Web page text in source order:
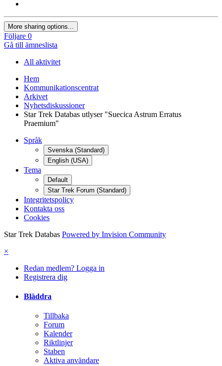
More sharing options...
Följare 0
Gå till ämneslista
All aktivitet
Hem
Kommunikationscentrat
Arkivet
Nyhetsdiskussioner
Star Trek Databas utlyser "Suecica Astrum Erratus
Praemium"
Språk
Svenska (Standard)
English (USA)
Tema
Default
Star Trek Forum (Standard)
Integritetspolicy
Kontakta oss
Cookies
Star Trek Databas Powered by Invision Community
×
Redan medlem? Logga in
Registrera dig
Bläddra
Tillbaka
Forum
Kalender
Riktlinjer
Staben
Aktiva användare